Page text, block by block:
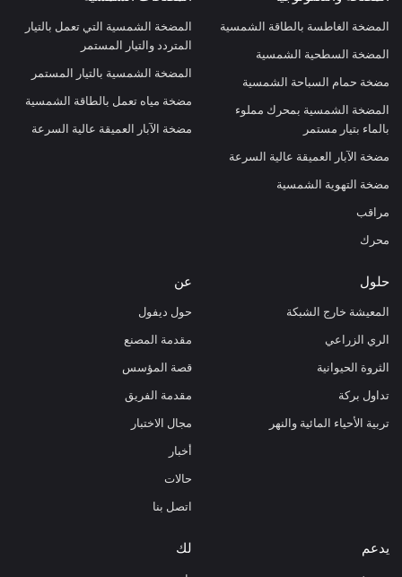
المضخة الغاطسة بالطاقة الشمسية
المضخة السطحية الشمسية
مضخة حمام السباحة الشمسية
المضخة الشمسية بمحرك مملوء
بالماء بتيار مستمر
مضخة الآبار العميقة عالية السرعة
مضخة التهوية الشمسية
مراقب
محرك
المضخة الشمسية التي تعمل بالتيار
المتردد والتيار المستمر
المضخة الشمسية بالتيار المستمر
مضخة مياه تعمل بالطاقة الشمسية
مضخة الآبار العميقة عالية السرعة
حلول
المعيشة خارج الشبكة
الري الزراعي
الثروة الحيوانية
تداول بركة
تربية الأحياء المائية والنهر
عن
حول ديفول
مقدمة المصنع
قصة المؤسس
مقدمة الفريق
مجال الاختبار
أخبار
حالات
اتصل بنا
يدعم لك